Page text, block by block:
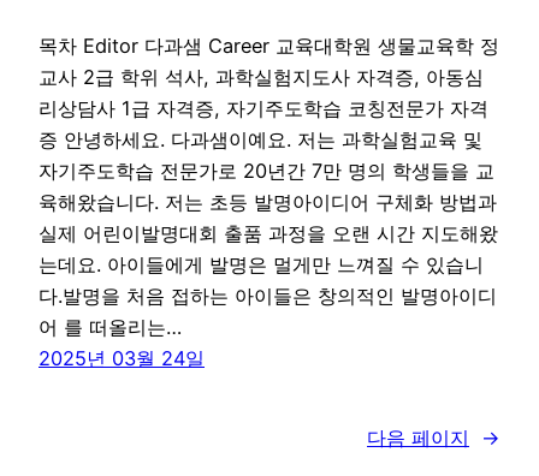
목차 Editor 다과샘 Career 교육대학원 생물교육학 정
교사 2급 학위 석사, 과학실험지도사 자격증, 아동심
리상담사 1급 자격증, 자기주도학습 코칭전문가 자격
증 안녕하세요. 다과샘이예요. 저는 과학실험교육 및
자기주도학습 전문가로 20년간 7만 명의 학생들을 교
육해왔습니다. 저는 초등 발명아이디어 구체화 방법과
실제 어린이발명대회 출품 과정을 오랜 시간 지도해왔
는데요. 아이들에게 발명은 멀게만 느껴질 수 있습니
다.발명을 처음 접하는 아이들은 창의적인 발명아이디
어 를 떠올리는…
2025년 03월 24일
다음 페이지 →